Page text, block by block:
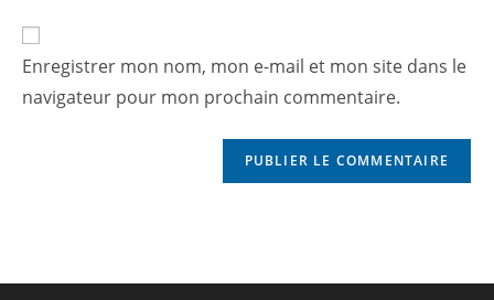
Enregistrer mon nom, mon e-mail et mon site dans le
navigateur pour mon prochain commentaire.